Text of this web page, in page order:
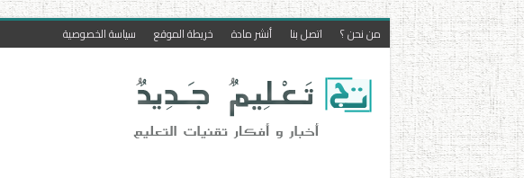
من نحن ؟ اتصل بنا أنشر مادة خريطة الموقع سياسة الخصوصية